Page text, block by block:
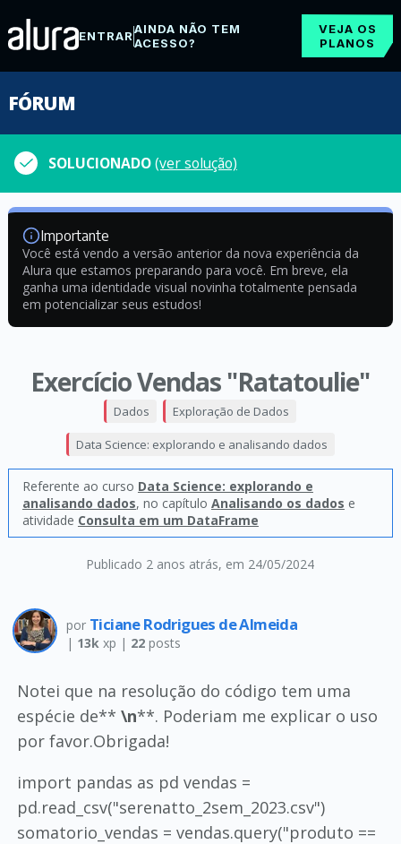
ENTRARAINDA NÃO TEM
ACESSO?
VEJA OS
PLANOS
FÓRUM
SOLUCIONADO(ver solução)
Importante
Você está vendo a versão anterior da nova experiência da
Alura que estamos preparando para você. Em breve, ela
ganha uma identidade visual novinha totalmente pensada
em potencializar seus estudos!
Exercício Vendas "Ratatoulie"
Publicado 2 anos atrás, em 24/05/2024
Dados Exploração de Dados
Data Science: explorando e analisando dados
Referente ao curso Data Science: explorando e
analisando dados, no capítulo Analisando os dados e
atividade Consulta em um DataFrame
por Ticiane Rodrigues de Almeida
| 13kxp | 22posts
Notei que na resolução do código tem uma
espécie de** \n**. Poderiam me explicar o uso
por favor.Obrigada!
import pandas as pd vendas =
pd.read_csv("serenatto_2sem_2023.csv")
somatorio_vendas = vendas.query("produto ==